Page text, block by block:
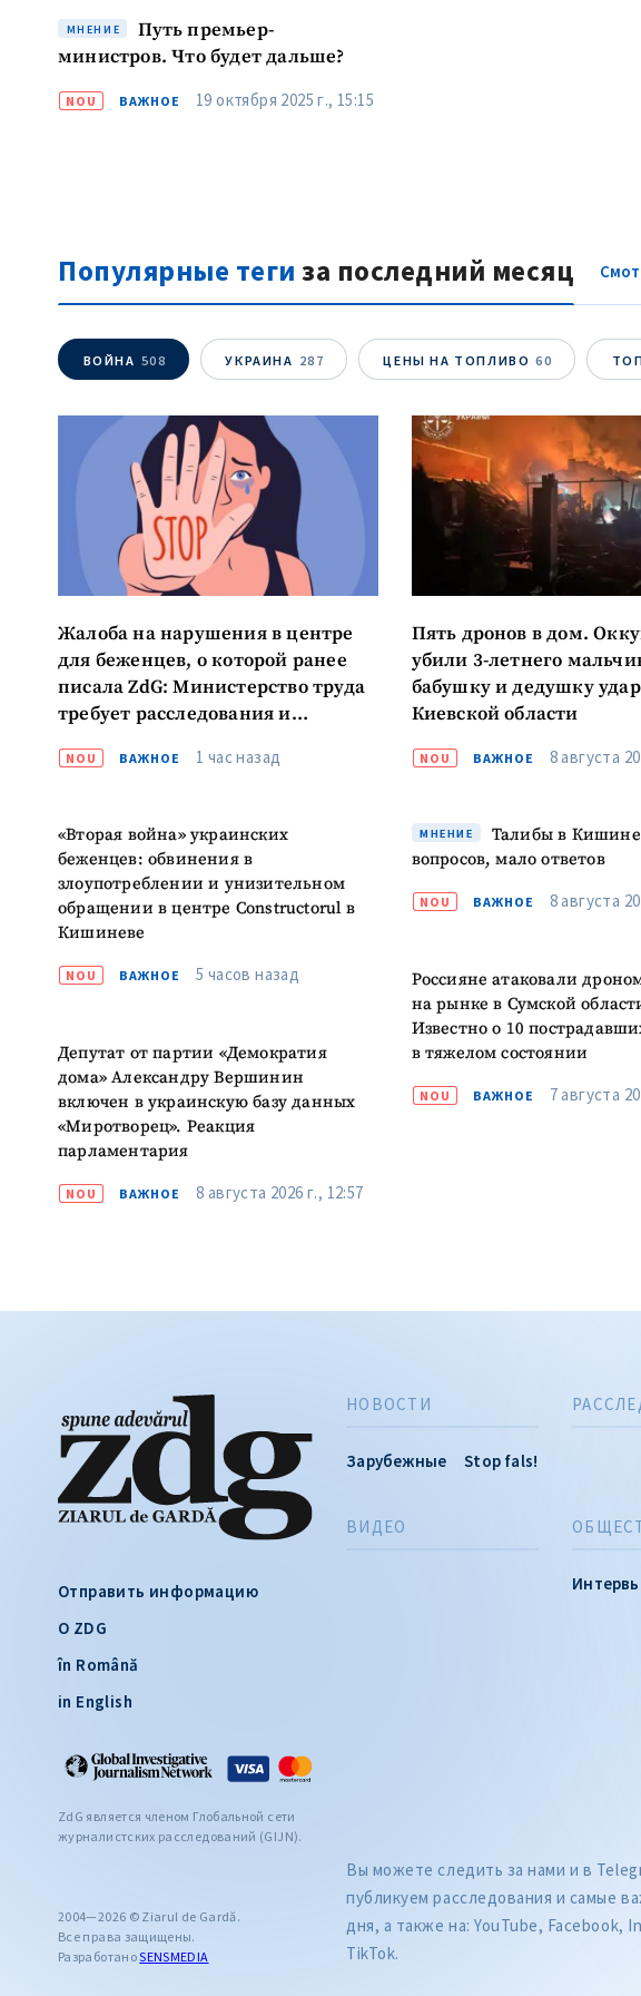
МНЕНИЕ
Путь премьер-
министров. Что будет дальше?
NOU ВАЖНОЕ 19 октября 2025 г., 15:15
Популярные теги за последний месяц
ВОЙНА 508 УКРАИНА 287 ЦЕНЫ НА ТОПЛИВО 60
Жалоба на нарушения в центре
для беженцев, о которой ранее
писала ZdG: Министерство труда
требует расследования и
руководство центра «если
NOU ВАЖНОЕ 1 час назад
«Вторая война» украинских
беженцев: обвинения в
злоупотреблении и унизительном
обращении в центре Constructorul в
Кишиневе
NOU ВАЖНОЕ 5 часов назад
Депутат от партии «Демократия
дома» Александру Вершинин
включен в украинскую базу данных
«Миротворец». Реакция
парламентария
NOU ВАЖНОЕ 8 августа 2026 г., 12:57
Пять дронов в дом.
убили 3-летнего
бабушку и дедушку
Киевской области
NOU ВАЖНОЕ 8 августа
МНЕНИЕ
Талибы в
вопросов, мало ответов
NOU ВАЖНОЕ 8 августа
Россияне атаковали
на рынке в Сумской
Известно о 10
в тяжелом состоянии
NOU ВАЖНОЕ 7 августа
Отправить информацию
О ZDG
în Română
in English
ZdG является членом Глобальной сети
журналистских расследований (GIJN).
2004—2026 © Ziarul de Gardă.
Все права защищены.
РазработаноSENSMEDIA
НОВОСТИ
Зарубежные Stop fals!
ВИДЕО
Вы можете следить за нами и в
публикуем расследования и самые
дня, а также на: YouTube, Facebook,
TikTok.
Заголовок новости + Добавить
Фотография + Загрузить
Текст новости + Добавить текст